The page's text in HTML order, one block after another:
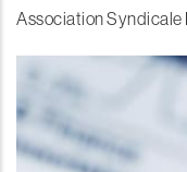
Association Syndicale